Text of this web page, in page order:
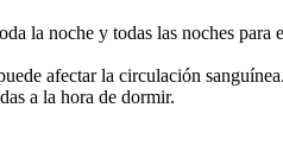
la noche y todas las noches
afectar la circulación
a la hora de dormir.